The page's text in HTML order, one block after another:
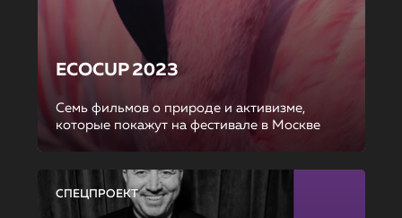
ECOCUP 2023
Семь фильмов о природе и активизме,
которые покажут на фестивале в Москве
СПЕЦПРОЕКТ